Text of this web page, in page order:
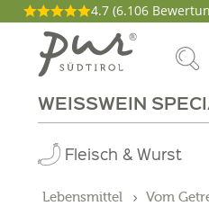
4.7 (6.106
WEISSWEIN
Aperitif
Fleisch & Wurst
Weinarten
Pakete
Kochen
Körperpflege
Philosophie
Lebensmittel Vom